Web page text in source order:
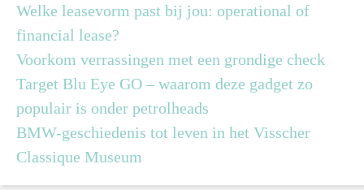
Welke leasevorm past bij jou: operational of
financial lease?
Voorkom verrassingen met een grondige check
Target Blu Eye GO – waarom deze gadget zo
populair is onder petrolheads
BMW-geschiedenis tot leven in het Visscher
Classique Museum